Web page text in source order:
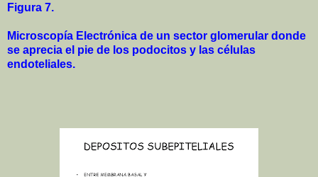
Figura 7.
Microscopía Electrónica de un sector glomerular donde
se aprecia el pie de los podocitos y las células
endoteliales.